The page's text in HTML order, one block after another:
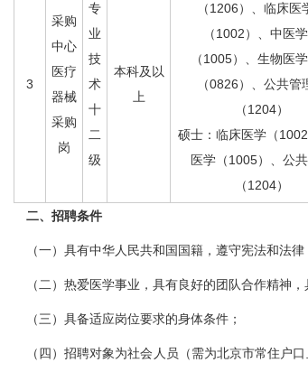
3
采购
中心
医疗
器械
采购
岗
专
业
技
术
十
二
级
本科及以
上
（1206）、临床医
（1002）、中医
（1005）、生物医
（0826）、公共管
（1204）
硕士：临床医学（
医学（1005）、公
（1204）
二、招聘条件
（一）具有中华人民共和国国籍，遵守宪法和法
（二）热爱医学事业，具有良好的团队合作精神
（三）具备适应岗位要求的身体条件；
（四）招聘对象为社会人员（需为北京市常住户